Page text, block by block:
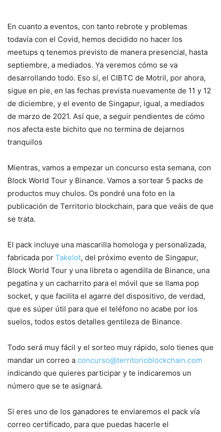
En cuanto a eventos, con tanto rebrote y problemas
todavía con el Covid, hemos decidido no hacer los
meetups q tenemos previsto de manera presencial, hasta
septiembre, a mediados. Ya veremos cómo se va
desarrollando todo. Eso sí, el CIBTC de Motril, por ahora,
sigue en pie, en las fechas prevista nuevamente de 11 y 12
de diciembre, y el evento de Singapur, igual, a mediados
de marzo de 2021. Así que, a seguir pendientes de cómo
nos afecta este bichito que no termina de dejarnos
tranquilos
Mientras, vamos a empezar un concurso esta semana, con
Block World Tour y Binance. Vamos a sortear 5 packs de
productos muy chulos. Os pondré una foto en la
publicación de Territorio blockchain, para que veáis de que
se trata.
El pack incluye una mascarilla homologa y personalizada,
fabricada por Takelot, del próximo evento de Singapur,
Block World Tour y una libreta o agendilla de Binance, una
pegatina y un cacharrito para el móvil que se llama pop
socket, y que facilita el agarre del dispositivo, de verdad,
que es súper útil para que el teléfono no acabe por los
suelos, todos estos detalles gentileza de Binance.
Todo será muy fácil y el sorteo muy rápido, solo tienes que
mandar un correo a concurso@territorioblockchain.com
indicando que quieres participar y te indicaremos un
número que se te asignará.
Si eres uno de los ganadores te enviaremos el pack vía
correo certificado, para que puedas hacerle el